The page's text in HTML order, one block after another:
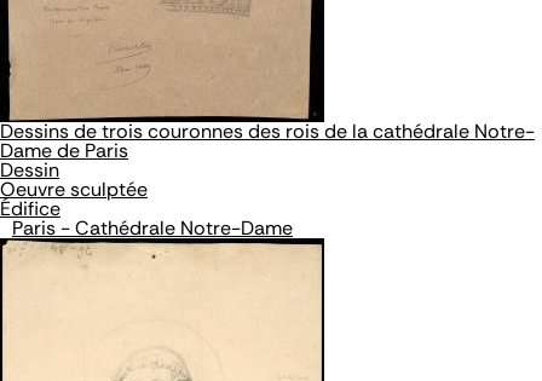
Dessins de trois couronnes des rois de la cathédrale Notre-
Dame de Paris
Dessin
Oeuvre sculptée
Édifice
Paris - Cathédrale Notre-Dame